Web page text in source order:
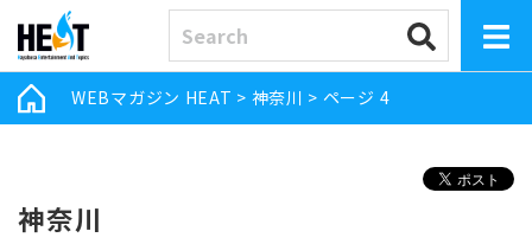
WEBマガジン HEAT > 神奈川 > ページ 4
神奈川